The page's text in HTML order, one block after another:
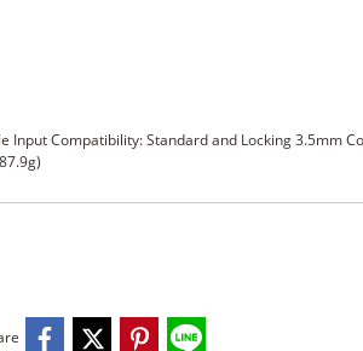
Input Compatibility: Standard and Locking 3.5mm